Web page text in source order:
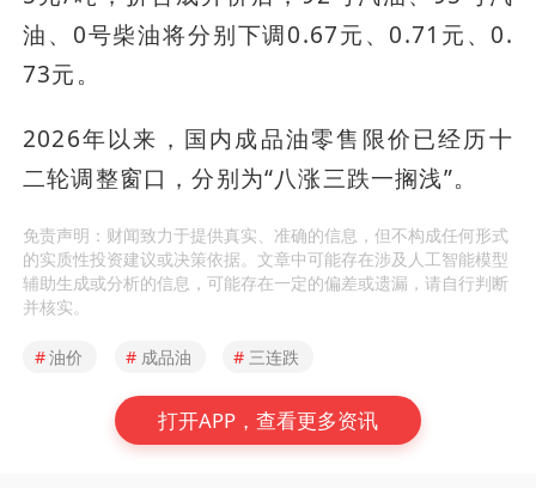
油、0号柴油将分别下调0.67元、0.71元、0.
73元。
2026年以来，国内成品油零售限价已经历十
二轮调整窗口，分别为“八涨三跌一搁浅”。
免责声明：财闻致力于提供真实、准确的信息，但不构成任何形式
的实质性投资建议或决策依据。文章中可能存在涉及人工智能模型
辅助生成或分析的信息，可能存在一定的偏差或遗漏，请自行判断
并核实。
#油价 # 成品油 # 三连跌
打开APP，查看更多资讯